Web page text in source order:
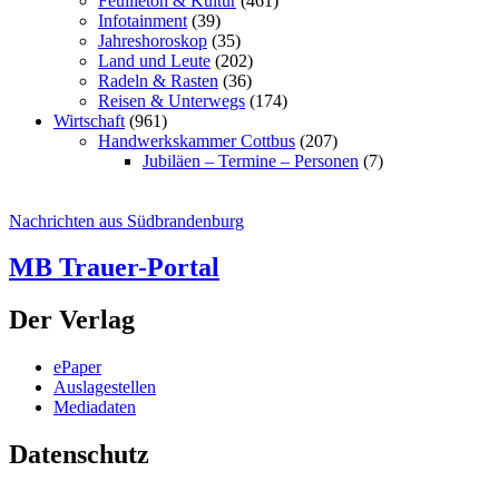
Infotainment (39)
Jahreshoroskop (35)
Land und Leute (202)
Radeln & Rasten (36)
Reisen & Unterwegs (174)
Wirtschaft (961)
Handwerkskammer Cottbus (207)
Jubiläen – Termine – Personen (7)
Nachrichten aus Südbrandenburg
MB Trauer-Portal
Der Verlag
ePaper
Auslagestellen
Mediadaten
Datenschutz